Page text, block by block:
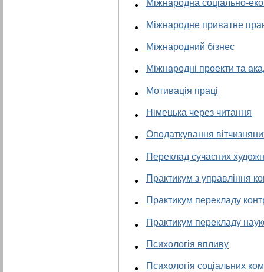
Міжнародна соціально-
Міжнародне приватне
Міжнародний бізнес
Міжнародні проекти та
Мотивація праці
Німецька через читання
Оподаткування
Переклад сучасних
Практикум з управління
Практикум перекладу
Практикум перекладу
Психологія впливу
Психологія соціальних